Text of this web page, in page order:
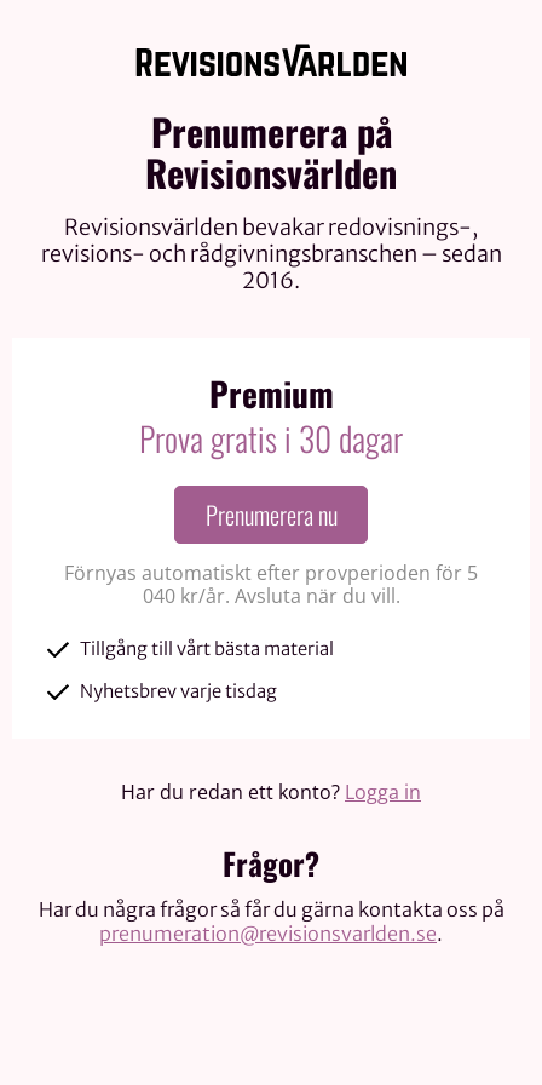
Prenumerera på
Revisionsvärlden
Revisionsvärlden bevakar redovisnings-,
revisions- och rådgivningsbranschen – sedan
2016.
Premium
Prova gratis i 30 dagar
Prenumerera nu
Förnyas automatiskt efter provperioden för 5
040 kr/år. Avsluta när du vill.
Tillgång till vårt bästa material
Nyhetsbrev varje tisdag
Har du redan ett konto? Logga in
Frågor?
Har du några frågor så får du gärna kontakta oss på
prenumeration@revisionsvarlden.se.